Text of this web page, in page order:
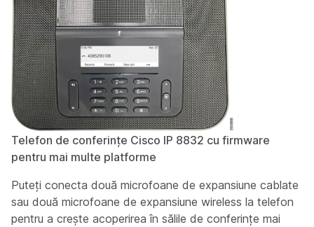
Telefon de conferințe Cisco IP 8832 cu firmware
pentru mai multe platforme
Puteți conecta două microfoane de expansiune cablate
sau două microfoane de expansiune wireless la telefon
pentru a crește acoperirea în sălile de conferințe mai